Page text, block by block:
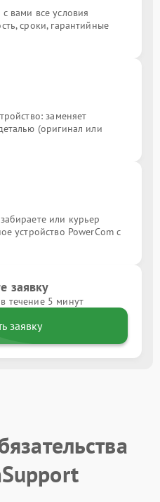
вами все условия
сроки, гарантийные
заменяет
(оригинал или
или курьер
устройство PowerCom с
заявку
течение 5 минут
заявку